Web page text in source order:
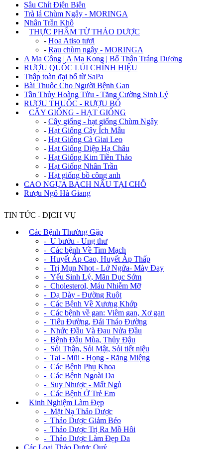
Sâu Chít Điện Biên
Trà lá Chùm Ngây - MORINGA
Nhân Trần Khô
THỰC PHẨM TỪ THẢO DƯỢC
- Hoa Atiso tươi
- Rau chùm ngây - MORINGA
A Ma Công | A Ma Kong | Bổ Thận Tráng Dương
RƯỢU QUỐC LỦI CHÍNH HIỆU
Thập toàn đại bổ từ SaPa
Bài Thuốc Cho Người Bệnh Gan
Tần Thủy Hoàng Tửu - Tăng Cường Sinh Lý
RƯỢU THUỐC - RƯỢU BỔ
CÂY GIỐNG - HẠT GIỐNG
- Cây giống - hạt giống Chùm Ngây
- Hạt Giống Cây Ích Mẫu
- Hạt Giống Cà Giai Leo
- Hạt Giống Diệp Hạ Châu
- Hạt Giống Kim Tiền Thảo
- Hạt Giống Nhân Trần
- Hạt giống bồ công anh
CAO NGỰA BẠCH NẤU TẠI CHỖ
Rượu Ngô Hà Giang
TIN TỨC - DỊCH VỤ
Các Bệnh Thường Gặp
- U bướu - Ung thư
- Các bệnh Về Tim Mạch
- Huyết Áp Cao, Huyết Áp Thấp
- Trị Mụn Nhọt - Lở Ngứa- Mày Đay
- Yếu Sinh Lý, Mãn Dục Sớm
- Cholesterol, Máu Nhiễm Mỡ
- Dạ Dày - Đường Ruột
- Các Bệnh Về Xương Khớp
- Các bệnh về gan: Viêm gan, Xơ gan
- Tiểu Đường, Đái Tháo Đường
- Nhức Đầu Và Đau Nửa Đầu
- Bệnh Đậu Mùa, Thủy Đậu
- Sỏi Thận, Sỏi Mật, Sỏi tiết niệu
- Tai - Mũi - Họng - Răng Miệng
- Các Bệnh Phụ Khoa
- Các Bệnh Ngoài Da
- Suy Nhược - Mất Ngủ
- Các Bệnh Ở Trẻ Em
Kinh Nghiệm Làm Đẹp
- Mặt Nạ Thảo Dược
- Thảo Dược Giảm Béo
- Thảo Dược Trị Ra Mồ Hôi
- Thảo Dược Làm Đẹp Da
Các Loại Thảo Dược Quý